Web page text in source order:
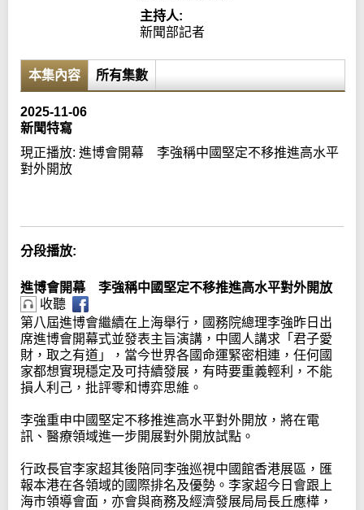
主持人:
新聞部記者
本集內容 所有集數
2025-11-06
新聞特寫
現正播放: 進博會開幕 李強稱中國堅定不移推進高水平
對外開放
分段播放:
進博會開幕 李強稱中國堅定不移推進高水平對外開放
收聽
第八屆進博會繼續在上海舉行，國務院總理李強昨日出
席進博會開幕式並發表主旨演講，中國人講求「君子愛
財，取之有道」，當今世界各國命運緊密相連，任何國
家都想實現穩定及可持續發展，有時要重義輕利，不能
損人利己，批評零和博弈思維。
李強重申中國堅定不移推進高水平對外開放，將在電
訊、醫療領域進一步開展對外開放試點。
行政長官李家超其後陪同李強巡視中國館香港展區，匯
報本港在各領域的國際排名及優勢。李家超今日會跟上
海市領導會面，亦會與商務及經濟發展局局長丘應樺，